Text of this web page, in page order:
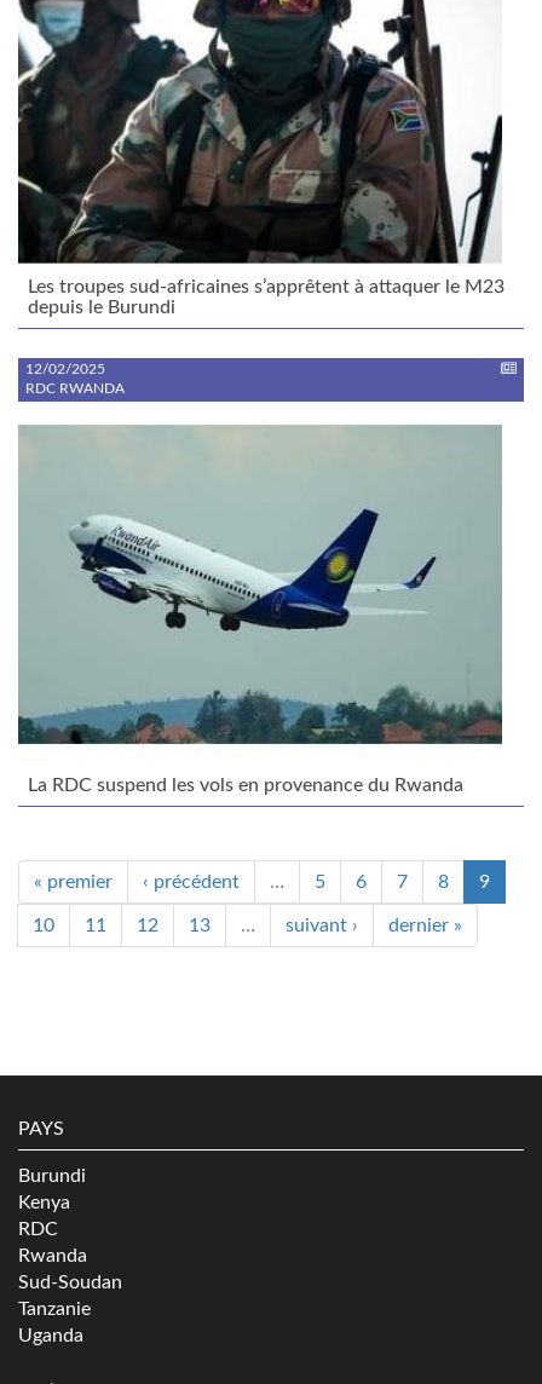
Les troupes sud-africaines s’apprêtent à attaquer le M23
depuis le Burundi
12/02/2025
RDC RWANDA
La RDC suspend les vols en provenance du Rwanda
« premier ‹ précédent … 5 6 7 8 9
10 11 12 13 … suivant › dernier »
PAYS
Burundi
Kenya
RDC
Rwanda
Sud-Soudan
Tanzanie
Uganda